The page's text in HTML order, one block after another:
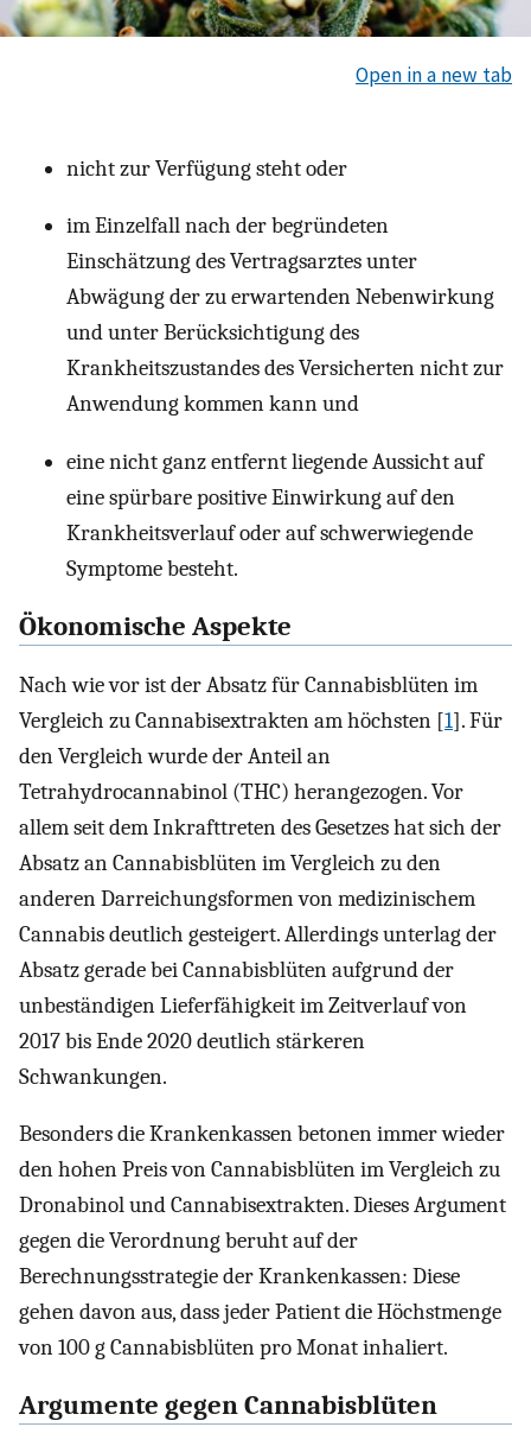
Open in a new tab
nicht zur Verfügung steht oder
im Einzelfall nach der begründeten
Einschätzung des Vertragsarztes unter
Abwägung der zu erwartenden Nebenwirkung
und unter Berücksichtigung des
Krankheitszustandes des Versicherten nicht zur
Anwendung kommen kann und
eine nicht ganz entfernt liegende Aussicht auf
eine spürbare positive Einwirkung auf den
Krankheitsverlauf oder auf schwerwiegende
Symptome besteht.
Ökonomische Aspekte
Nach wie vor ist der Absatz für Cannabisblüten im
Vergleich zu Cannabisextrakten am höchsten [1]. Für
den Vergleich wurde der Anteil an
Tetrahydrocannabinol (THC) herangezogen. Vor
allem seit dem Inkrafttreten des Gesetzes hat sich der
Absatz an Cannabisblüten im Vergleich zu den
anderen Darreichungsformen von medizinischem
Cannabis deutlich gesteigert. Allerdings unterlag der
Absatz gerade bei Cannabisblüten aufgrund der
unbeständigen Lieferfähigkeit im Zeitverlauf von
2017 bis Ende 2020 deutlich stärkeren
Schwankungen.
Besonders die Krankenkassen betonen immer wieder
den hohen Preis von Cannabisblüten im Vergleich zu
Dronabinol und Cannabisextrakten. Dieses Argument
gegen die Verordnung beruht auf der
Berechnungsstrategie der Krankenkassen: Diese
gehen davon aus, dass jeder Patient die Höchstmenge
von 100 g Cannabisblüten pro Monat inhaliert.
Argumente gegen Cannabisblüten